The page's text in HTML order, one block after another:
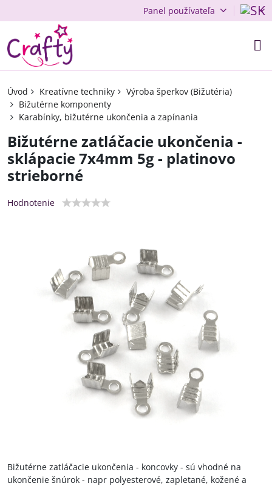
Panel používateľa
Úvod Kreatívne techniky
Výroba šperkov (Bižutéria)
Bižutérne komponenty
Karabínky, bižutérne ukončenia a zapínania
Bižutérne zatláčacie ukončenia -
sklápacie 7x4mm 5g - platinovo
strieborné
Hodnotenie
Bižutérne zatláčacie ukončenia - koncovky - sú vhodné na
ukončenie šnúrok - napr polyesterové, zapletané, kožené a